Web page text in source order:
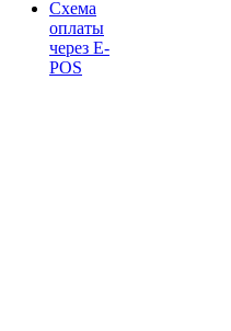
Схема
оплаты
через E-
POS